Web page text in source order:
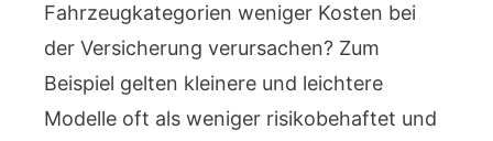
Fahrzeugkategorien weniger Kosten bei
der Versicherung verursachen? Zum
Beispiel gelten kleinere und leichtere
Modelle oft als weniger risikobehaftet und